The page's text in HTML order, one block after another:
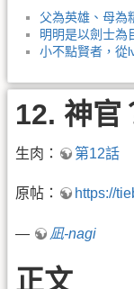
父為英雄、母為
明明是以劍士為
小不點賢者，從
12. 神官
生肉： 第12話
原帖： https://
— 凪-nagi
正文